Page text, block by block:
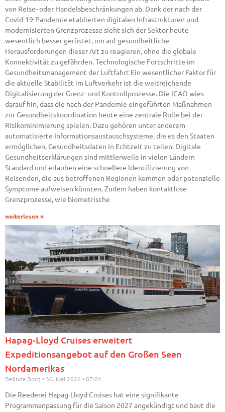
von Reise- oder Handelsbeschränkungen ab. Dank der nach der
Covid-19-Pandemie etablierten digitalen Infrastrukturen und
modernisierten Grenzprozesse sieht sich der Sektor heute
wesentlich besser gerüstet, um auf gesundheitliche
Herausforderungen dieser Art zu reagieren, ohne die globale
Konnektivität zu gefährden. Technologische Fortschritte im
Gesundheitsmanagement der Luftfahrt Ein wesentlicher Faktor für
die aktuelle Stabilität im Luftverkehr ist die weitreichende
Digitalisierung der Grenz- und Kontrollprozesse. Die ICAO wies
darauf hin, dass die nach der Pandemie eingeführten Maßnahmen
zur Gesundheitskoordination heute eine zentrale Rolle bei der
Risikominimierung spielen. Dazu gehören unter anderem
automatisierte Informationsaustauschsysteme, die es den Staaten
ermöglichen, Gesundheitsdaten in Echtzeit zu teilen. Digitale
Gesundheitserklärungen sind mittlerweile in vielen Ländern
Standard und erlauben eine schnellere Identifizierung von
Reisenden, die aus betroffenen Regionen kommen oder potenzielle
Symptome aufweisen könnten. Zudem haben kontaktlose
Grenzprozesse, wie biometrische
weiterlesen »
Hapag-Lloyd Cruises erweitert
Expeditionsangebot auf den Großen Seen
Nordamerikas
Belinda Borg 30. Mai 2026 07:01
Die Reederei Hapag-Lloyd Cruises hat eine signifikante
Programmanpassung für die Saison 2027 angekündigt und baut die